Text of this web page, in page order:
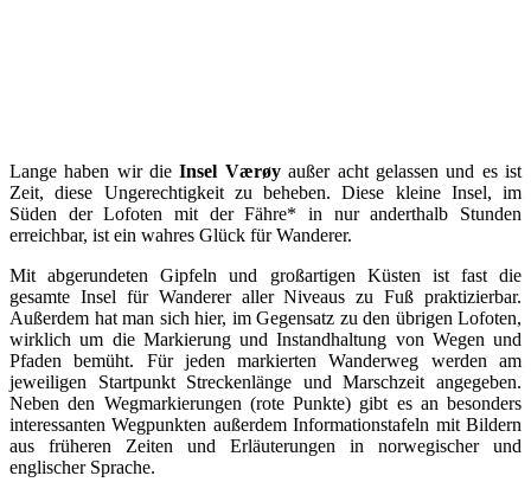
Lange haben wir dieInsel Værøyaußer acht gelassen und es ist
Zeit, diese Ungerechtigkeit zu beheben. Diese kleine Insel, im
Süden der Lofoten mit der Fähre* in nur anderthalb Stunden
erreichbar, ist ein wahres Glück für Wanderer.
Mit abgerundeten Gipfeln und großartigen Küsten ist fast die
gesamte Insel für Wanderer aller Niveaus zu Fuß praktizierbar.
Außerdem hat man sich hier, im Gegensatz zu den übrigen Lofoten,
wirklich um die Markierung und Instandhaltung von Wegen und
Pfaden bemüht. Für jeden markierten Wanderweg werden am
jeweiligen Startpunkt Streckenlänge und Marschzeit angegeben.
Neben den Wegmarkierungen (rote Punkte) gibt es an besonders
interessanten Wegpunkten außerdem Informationstafeln mit Bildern
aus früheren Zeiten und Erläuterungen in norwegischer und
englischer Sprache.